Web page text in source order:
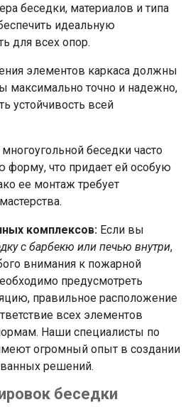
беседки, материалов и типа
идеальную
для всех опор.
элементов каркаса должны
максимально точно и надежно,
устойчивость всей
беседки часто
форму, что придает ей особую
ее монтаж требует
комплексов: Если вы
с барбекю или печью внутри,
внимания к пожарной
предусмотреть
правильное расположение
всех элементов
Наши специалисты по
огромный опыт в создании
решений.
беседки